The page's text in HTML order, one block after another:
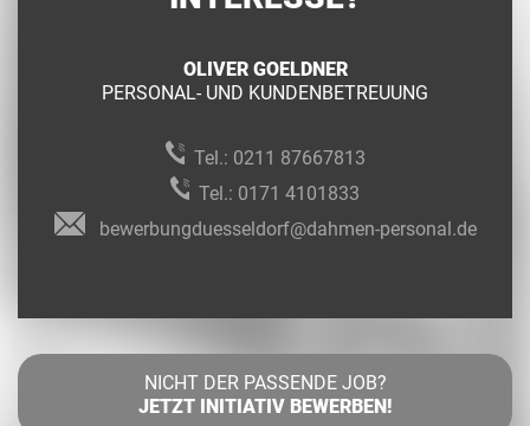
OLIVER GOELDNER
PERSONAL- UND KUNDENBETREUUNG
Tel.: 0211 87667813
Tel.: 0171 4101833
bewerbungduesseldorf@dahmen-personal.de
NICHT DER PASSENDE JOB?
JETZT INITIATIV BEWERBEN!